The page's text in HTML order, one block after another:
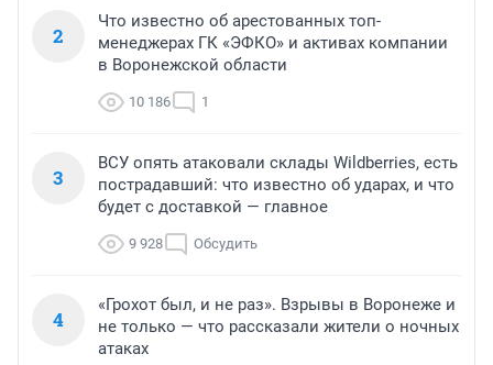
2
Что известно об арестованных топ-
менеджерах ГК «ЭФКО» и активах компании
в Воронежской области
10 186 1
3
ВСУ опять атаковали склады Wildberries, есть
пострадавший: что известно об ударах, и что
будет с доставкой — главное
9 928 Обсудить
4
«Грохот был, и не раз». Взрывы в Воронеже и
не только — что рассказали жители о ночных
атаках